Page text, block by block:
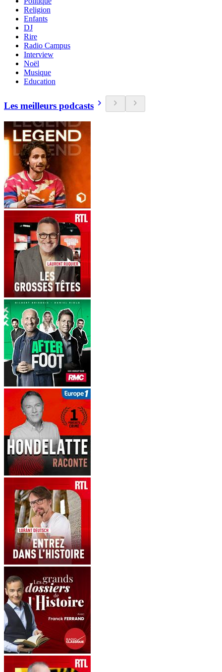
Religion
Enfants
DJ
Rire
Radio Campus
Interview
Noël
Musique
Education
Les meilleurs podcasts